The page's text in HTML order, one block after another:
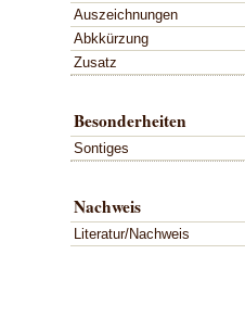
Auszeichnungen
Abkkürzung
Zusatz
Besonderheiten
Sontiges
Nachweis
Literatur/Nachweis